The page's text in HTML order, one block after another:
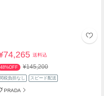
送料込
48%OFF ¥145,200
関税負担なし スピード配送
PRADA